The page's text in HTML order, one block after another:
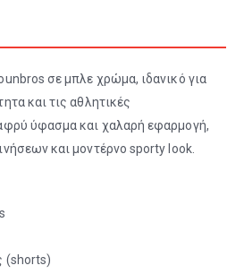
σε μπλε χρώμα, ιδανικό για
και τις αθλητικές
ύφασμα και χαλαρή εφαρμογή,
και μοντέρνο sporty look.
(shorts)